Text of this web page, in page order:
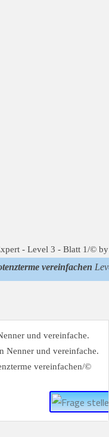
vereinfachen
und vereinfache.